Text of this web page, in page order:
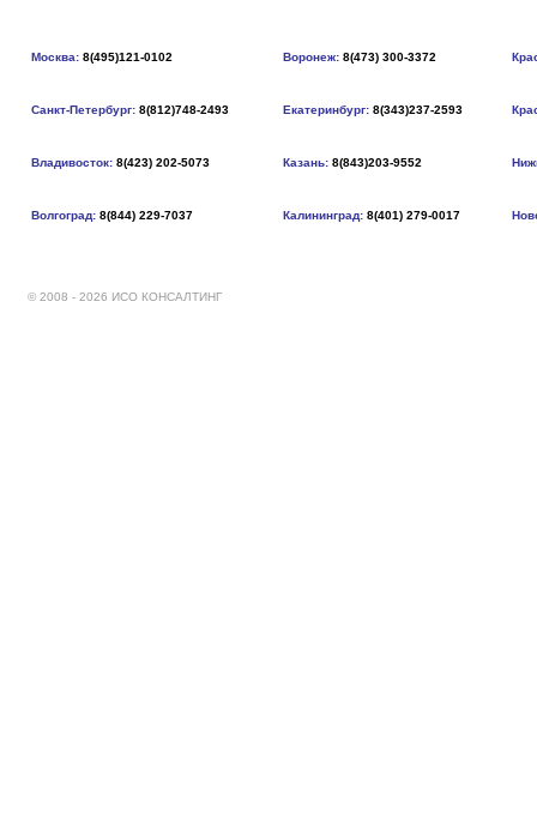
Москва: 8(495)121-0102 Воронеж: 8(473) 300-3372
Санкт-Петербург: 8(812)748-2493 Екатеринбург: 8(343)237-2593
Владивосток: 8(423) 202-5073 Казань: 8(843)203-9552
Волгоград: 8(844) 229-7037 Калининград: 8(401) 279-0017
© 2008 - 2026 ИСО КОНСАЛТИНГ